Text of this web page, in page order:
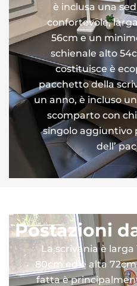
è inclusa una
confortevole,
56cm e un
schienale alto
costituisce è
pacchetto della
un anno, è incluso
scomparto con
singolo aggiuntivo
dell’
Postazioni
La scrivania è
80cm ed è alta
fatta è